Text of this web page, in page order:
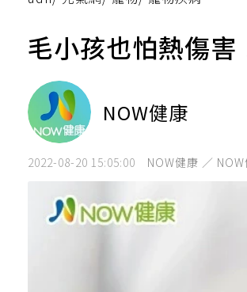
毛小孩也怕熱傷
NOW健康
2022-08-20 15:05:00 NOW健康 ／